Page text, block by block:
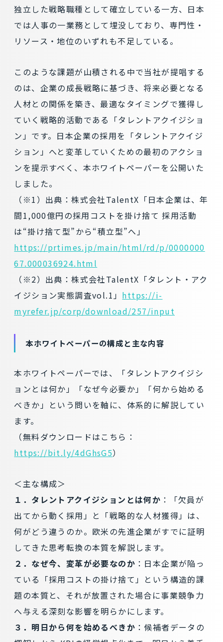
独立した戦略職種として確立している一方、日本
では人事の一業務として埋没しており、専門性・
リソース・地位のいずれも不足している。
このような課題が山積される中で当社が提唱する
のは、企業の成長戦略に基づき、将来必要となる
人材との関係を築き、最適なタイミングで獲得し
ていく戦略的活動である「タレントアクイジショ
ン」です。日本企業の採用を「タレントアクイジ
ション」へと変革していくための最初のアクショ
ンを提示すべく、本ホワイトペーパーを公開いた
しました。
（※1）出典：株式会社TalentX「日本企業は、年
間1,000億円の採用コストを掛け捨て 採用活動
は“掛け捨て型”から“積立型”へ」
https://prtimes.jp/main/html/rd/p/0000000
67.000036924.html
（※2）出典：株式会社TalentX「タレント・アク
イジション実態調査vol.1」 https://i-
myrefer.jp/corp/download/257/input
本ホワイトペーパーの構成と主な内容
本ホワイトペーパーでは、「タレントアクイジシ
ョンとは何か」「なぜ今必要か」「何から始める
べきか」という問いを軸に、体系的に解説してい
ます。
（無料ダウンロードはこちら：
https://bit.ly/4dGhsG5）
＜主な構成＞
１．タレントアクイジションとは何か ：「欠員が
出てから動く採用」と「戦略的な人材獲得」は、
何がどう違うのか。欧米の先進企業がすでに証明
してきた思考転換の本質を解説します。
２．なぜ今、変革が必要なのか ：日本企業が陥っ
ている「採用コストの掛け捨て」という構造的課
題の本質と、それが放置された場合に事業競争力
へ与える深刻な影響を明らかにします。
３．明日から何を始めるべきか ：候補者データの